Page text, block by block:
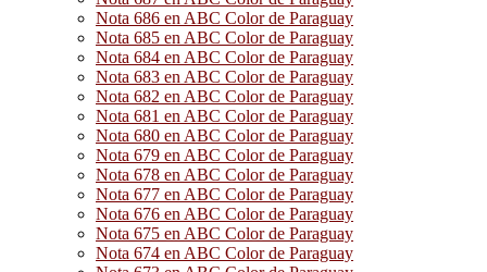
Nota 686 en ABC Color de Paraguay
Nota 685 en ABC Color de Paraguay
Nota 684 en ABC Color de Paraguay
Nota 683 en ABC Color de Paraguay
Nota 682 en ABC Color de Paraguay
Nota 681 en ABC Color de Paraguay
Nota 680 en ABC Color de Paraguay
Nota 679 en ABC Color de Paraguay
Nota 678 en ABC Color de Paraguay
Nota 677 en ABC Color de Paraguay
Nota 676 en ABC Color de Paraguay
Nota 675 en ABC Color de Paraguay
Nota 674 en ABC Color de Paraguay